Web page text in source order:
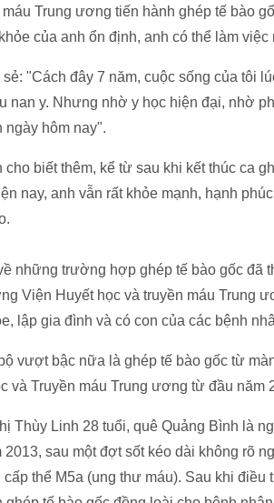
máu Trung ương tiến hành ghép tế bào
của anh ổn định, anh có thể làm
"Cách đây 7 năm, cuộc sống của tôi
nan y. Nhưng nhờ y học hiện đại, nhờ
ngày hôm nay".
cho biết thêm, kể từ sau khi kết thúc ca
nay, anh vẫn rất khỏe mạnh, hạnh
những trường hợp ghép tế bào gốc đã
Viện Huyết học và truyền máu Trung
lập gia đình và có con của các bệnh
vượt bậc nữa là ghép tế bào gốc từ
và Truyền máu Trung ương từ đầu năm
Thùy Linh 28 tuổi, quê Quảng Bình là
2013, sau một đợt sốt kéo dài không rõ
cấp thể M5a (ung thư máu). Sau khi